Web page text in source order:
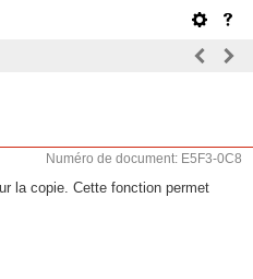
Numéro de document: E5F3-0C8
la copie. Cette fonction permet